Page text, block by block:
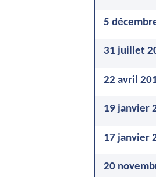
5
31 juillet
22 avril
19 janvier
17 janvier
20